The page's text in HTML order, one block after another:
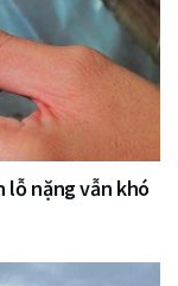
lỗ nặng vẫn khó